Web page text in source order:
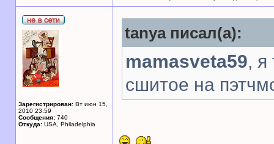
Зарегистрирован: Вт июн 15,
2010 23:59
Сообщения: 740
Откуда: USA, Philadelphia
tanya писал(а):
mamasveta59, я
сшитое на